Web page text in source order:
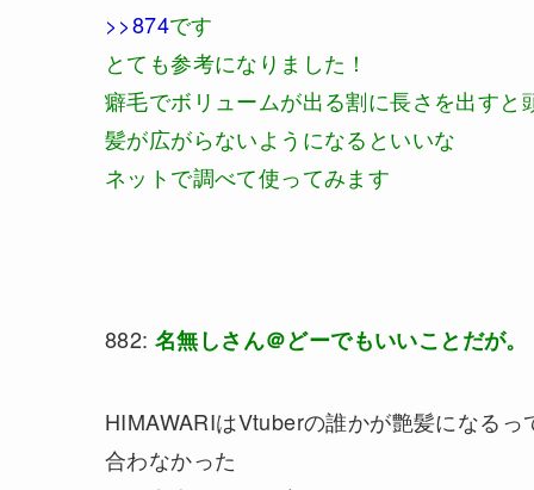
>>874です
とても参考になりました！
癖毛でボリュームが出る割に長さを出す
髪が広がらないようになるといいな
ネットで調べて使ってみます
882: 名無しさん＠どーでもいいことだが。
HIMAWARIはVtuberの誰かが艶髪になる
合わなかった